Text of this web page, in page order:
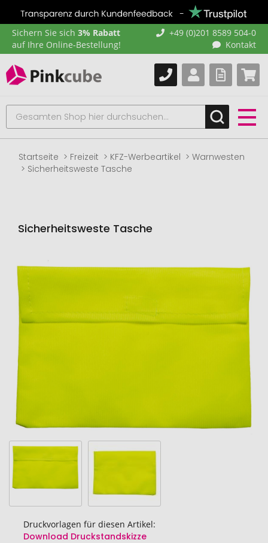
Sichern Sie sich 3% Rabatt
auf Ihre Online-Bestellung!
+49 (0)201 8589 504-0
Kontakt
Startseite Freizeit KFZ-Werbeartikel
Warnwesten
Sicherheitsweste Tasche
Sicherheitsweste Tasche
Ende
der
Bildgalerie
springen
Druckvorlagen für diesen Artikel:
Download Druckstandskizze